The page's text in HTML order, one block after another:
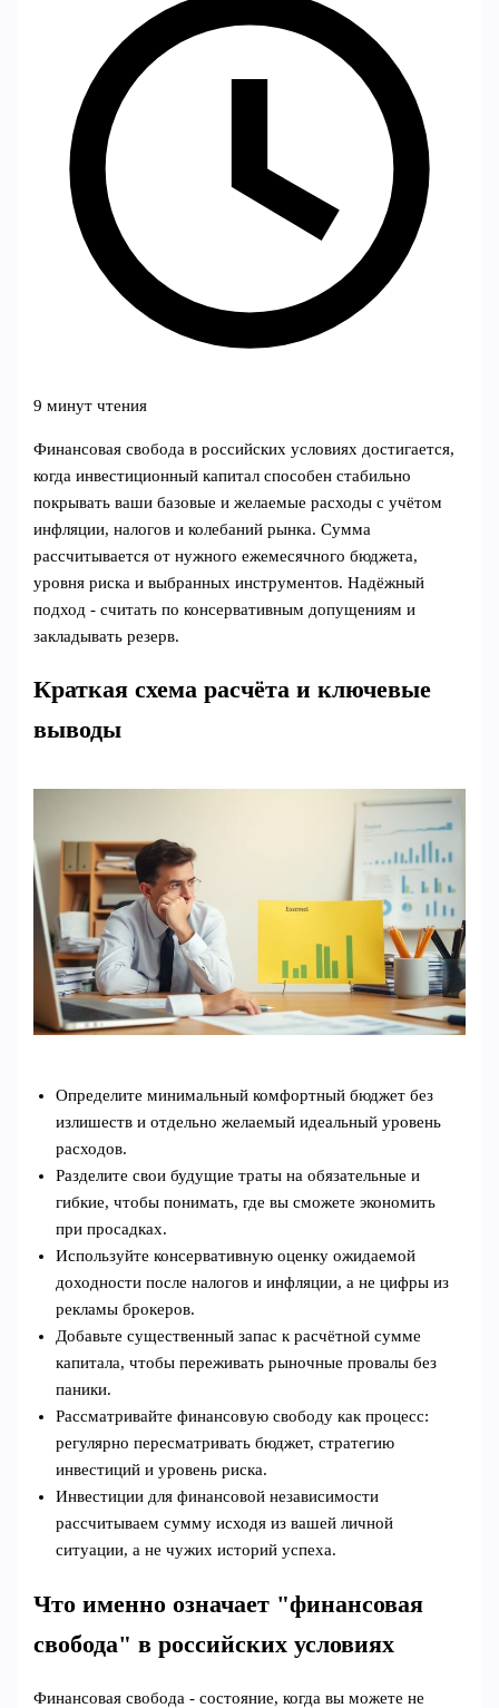
9 минут чтения
Финансовая свобода в российских условиях достигается,
когда инвестиционный капитал способен стабильно
покрывать ваши базовые и желаемые расходы с учётом
инфляции, налогов и колебаний рынка. Сумма
рассчитывается от нужного ежемесячного бюджета,
уровня риска и выбранных инструментов. Надёжный
подход - считать по консервативным допущениям и
закладывать резерв.
Краткая схема расчёта и ключевые
выводы
Определите минимальный комфортный бюджет без
излишеств и отдельно желаемый идеальный уровень
расходов.
Разделите свои будущие траты на обязательные и
гибкие, чтобы понимать, где вы сможете экономить
при просадках.
Используйте консервативную оценку ожидаемой
доходности после налогов и инфляции, а не цифры из
рекламы брокеров.
Добавьте существенный запас к расчётной сумме
капитала, чтобы переживать рыночные провалы без
паники.
Рассматривайте финансовую свободу как процесс:
регулярно пересматривать бюджет, стратегию
инвестиций и уровень риска.
Инвестиции для финансовой независимости
рассчитываем сумму исходя из вашей личной
ситуации, а не чужих историй успеха.
Что именно означает "финансовая
свобода" в российских условиях
Финансовая свобода - состояние, когда вы можете не